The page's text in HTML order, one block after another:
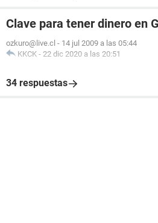
Clave para tener dinero en
ozkuro@live.cl - 14 jul 2009 a las 05:44
KKCK - 22 dic 2020 a las 20:51
34 respuestas